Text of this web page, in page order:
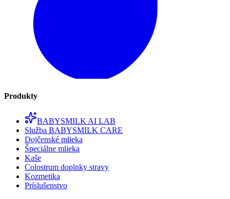
Produkty
BABYSMILK AI LAB
Služba BABYSMILK CARE
Dojčenské mlieka
Špeciálne mlieka
Kaše
Colostrum doplnky stravy
Kozmetika
Príslušenstvo